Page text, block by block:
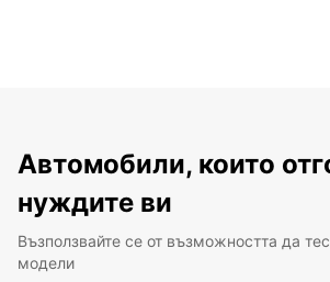
Автомобили, които
нуждите ви
Възползвайте се от възможността да
модели